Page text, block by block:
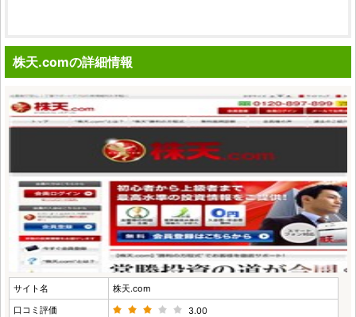
株天.comの詳細情報
サイト名
株天.com
口コミ評価
3.00